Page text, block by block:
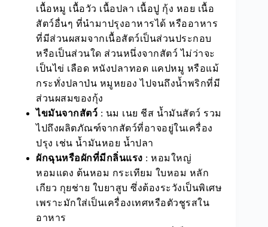
เนื้อหมู เนื้อวัว เนื้อปลา เนื้อปู กุ้ง หอย เนื้อ
สัตว์อื่นๆ ที่นำมาปรุงอาหารได้ หรืออาหาร
ที่มีส่วนผสมจากเนื้อสัตว์เป็นส่วนประกอบ
หรือเป็นส่วนใด ส่วนหนึ่งจากสัตว์ ไม่ว่าจะ
เป็นไข่ เลือด หนังปลาทอด แคปหมู หรือแม้
กระทั่งปลาป่น หมูหยอง ไปจนถึงน้ำพริกที่มี
ส่วนผสมของกุ้ง
ไขมันจากสัตว์ : นม เนย ชีส น้ำมันสัตว์ รวม
ไปถึงผลิตภัณฑ์จากสัตว์ที่อาจอยู่ในเครื่อง
ปรุง เช่น น้ำมันหอย น้ำปลา
ผักฉุนหรือผักที่มีกลิ่นแรง : หอมใหญ่
หอมแดง ต้นหอม กระเทียม ใบหอม หลัก
เกียว กุยช่าย ใบยาสูบ ซึ่งต้องระวังเป็นพิเศษ
เพราะมักใส่เป็นเครื่องเทศหรือตัวชูรสใน
อาหาร